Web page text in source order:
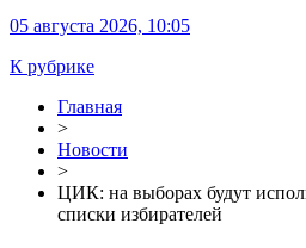
05 августа 2026, 10:05
К рубрике
Главная
>
Новости
>
ЦИК: на выборах будут
списки избирателей